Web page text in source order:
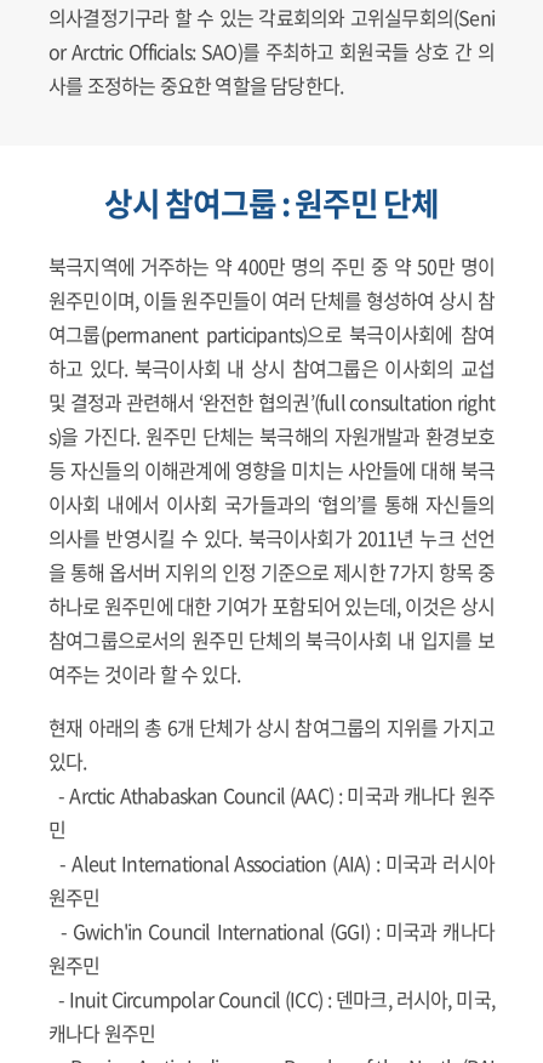
의사결정기구라 할 수 있는 각료회의와 고위실무회의(Seni
or Arctric Officials: SAO)를 주최하고 회원국들 상호 간 의
사를 조정하는 중요한 역할을 담당한다.
상시 참여그룹 : 원주민 단체
북극지역에 거주하는 약 400만 명의 주민 중 약 50만 명이
원주민이며, 이들 원주민들이 여러 단체를 형성하여 상시 참
여그룹(permanent participants)으로 북극이사회에 참여
하고 있다. 북극이사회 내 상시 참여그룹은 이사회의 교섭
및 결정과 관련해서 ‘완전한 협의권’(full consultation right
s)을 가진다. 원주민 단체는 북극해의 자원개발과 환경보호
등 자신들의 이해관계에 영향을 미치는 사안들에 대해 북극
이사회 내에서 이사회 국가들과의 ‘협의’를 통해 자신들의
의사를 반영시킬 수 있다. 북극이사회가 2011년 누크 선언
을 통해 옵서버 지위의 인정 기준으로 제시한 7가지 항목 중
하나로 원주민에 대한 기여가 포함되어 있는데, 이것은 상시
참여그룹으로서의 원주민 단체의 북극이사회 내 입지를 보
여주는 것이라 할 수 있다.
현재 아래의 총 6개 단체가 상시 참여그룹의 지위를 가지고
있다.
-Arctic Athabaskan Council (AAC) : 미국과 캐나다 원주
민
-Aleut International Association (AIA) : 미국과 러시아
원주민
- Gwich'in Council International (GGI) : 미국과 캐나다
원주민
- Inuit Circumpolar Council (ICC) : 덴마크, 러시아, 미국,
캐나다 원주민